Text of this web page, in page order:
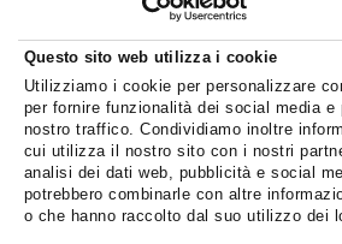
Questo sito web utilizza i cookie
Utilizziamo i cookie per personalizzare
per fornire funzionalità dei social media e
nostro traffico. Condividiamo inoltre
cui utilizza il nostro sito con i nostri
analisi dei dati web, pubblicità e social
potrebbero combinarle con altre
o che hanno raccolto dal suo utilizzo dei
Leggi di più